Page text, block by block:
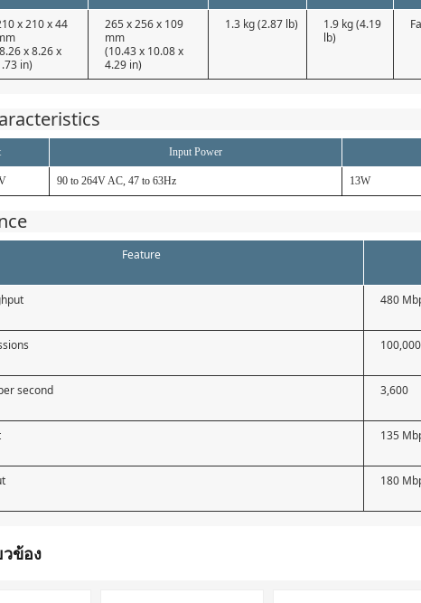
x 210 x 44
x 8.26 x
in)
265 x 256 x 109
mm
(10.43 x 10.08 x
4.29 in)
1.3 kg (2.87 lb)
1.9 kg (4.19
lb)
Input Power
90 to 264V AC, 47 to 63Hz 13W
Feature
480
100,000
second 3,600
135
180
ข้อง